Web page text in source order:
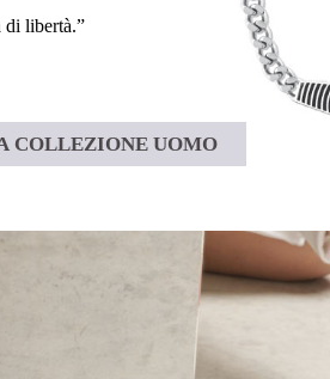
di libertà.”
COLLEZIONE UOMO